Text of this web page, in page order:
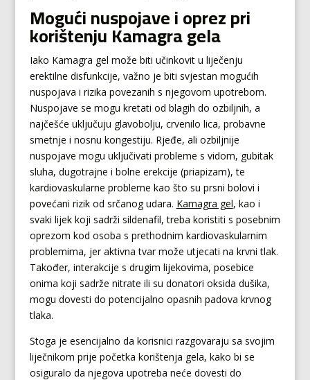
Mogući nuspojave i oprez pri
korištenju Kamagra gela
Iako Kamagra gel može biti učinkovit u liječenju
erektilne disfunkcije, važno je biti svjestan mogućih
nuspojava i rizika povezanih s njegovom upotrebom.
Nuspojave se mogu kretati od blagih do ozbiljnih, a
najčešće uključuju glavobolju, crvenilo lica, probavne
smetnje i nosnu kongestiju. Rjeđe, ali ozbiljnije
nuspojave mogu uključivati probleme s vidom, gubitak
sluha, dugotrajne i bolne erekcije (priapizam), te
kardiovaskularne probleme kao što su prsni bolovi i
povećani rizik od srčanog udara. Kamagra gel, kao i
svaki lijek koji sadrži sildenafil, treba koristiti s posebnim
oprezom kod osoba s prethodnim kardiovaskularnim
problemima, jer aktivna tvar može utjecati na krvni tlak.
Također, interakcije s drugim lijekovima, posebice
onima koji sadrže nitrate ili su donatori oksida dušika,
mogu dovesti do potencijalno opasnih padova krvnog
tlaka.
Stoga je esencijalno da korisnici razgovaraju sa svojim
liječnikom prije početka korištenja gela, kako bi se
osiguralo da njegova upotreba neće dovesti do